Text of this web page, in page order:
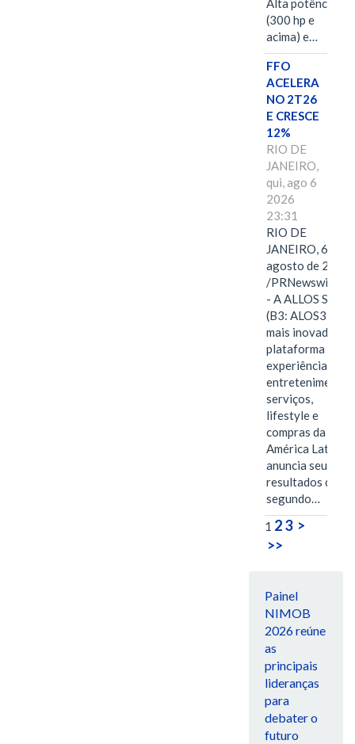
Alta potência
(300 hp e
acima) e…
FFO
ACELERA
NO 2T26
E CRESCE
12%
RIO DE
JANEIRO,
qui, ago 6
2026
23:31
RIO DE
JANEIRO, 6 de
agosto de 2026
/PRNewswire/ -
- A ALLOS S.A.
(B3: ALOS3), a
mais inovadora
plataforma de
experiências,
entretenimento,
serviços,
lifestyle e
compras da
América Latina
anuncia seus
resultados do
segundo…
1 23 >
>>
Painel
NIMOB
2026 reúne
as
principais
lideranças
para
debater o
futuro